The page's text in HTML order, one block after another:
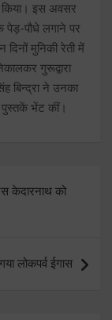
किया। इस अवसर
पेड़-पौधे लगाने पर
दिनों मुनिकी रेती में
गुरूद्वारा
बिन्द्रा ने उनका
पुस्तकें भेंट कीं।
केदारनाथ को
लोकपर्व ईगास